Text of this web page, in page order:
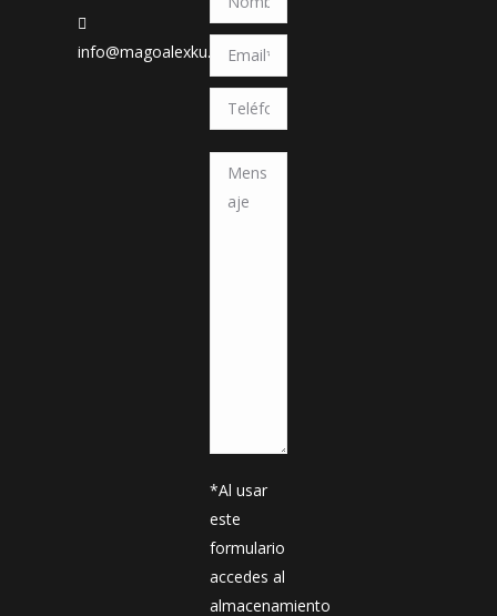
info@magoalexku.com
*Al usar
este
formulario
accedes al
almacenamiento